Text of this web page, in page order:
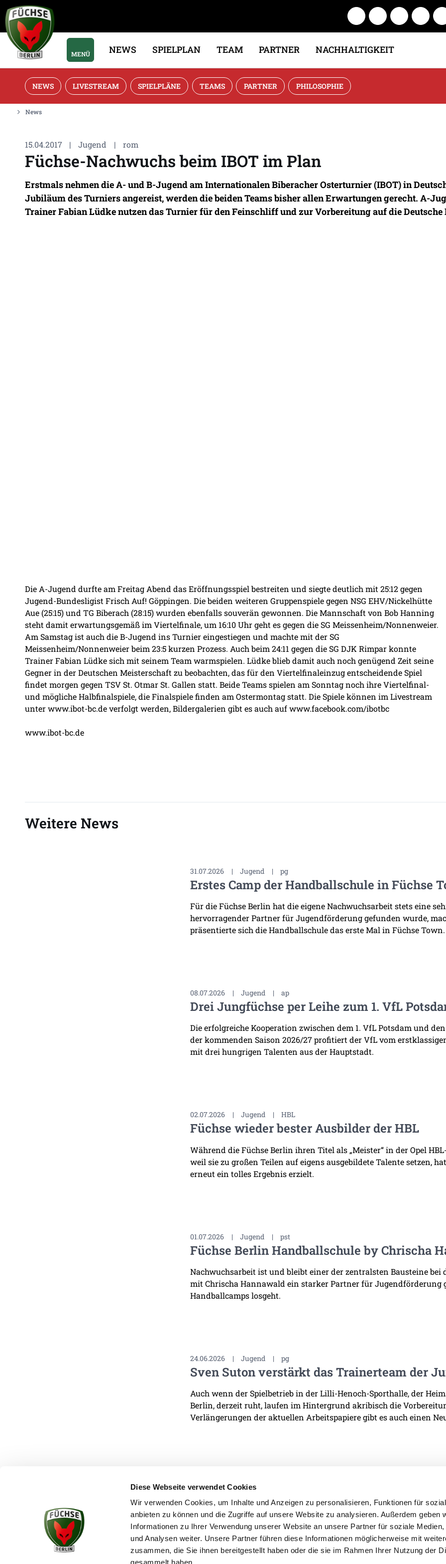
Diese Webseite verwendet Cookies
Wir verwenden Cookies, um Inhalte und Anzeigen zu personalisieren, Funktionen für
anbieten zu können und die Zugriffe auf unsere Website zu analysieren. Außerdem geben
Informationen zu Ihrer Verwendung unserer Website an unsere Partner für soziale Medien,
und Analysen weiter. Unsere Partner führen diese Informationen möglicherweise mit
zusammen, die Sie ihnen bereitgestellt haben oder die sie im Rahmen Ihrer Nutzung der
MENÜ NEWS SPIELPLAN TEAM PARTNER NACHHALTIGKEIT
NEWS LIVESTREAM SPIELPLÄNE TEAMS PARTNER PHILOSOPHIE
News
15.04.2017 | Jugend | rom
Füchse-Nachwuchs beim IBOT im Plan
Erstmals nehmen die A- und B-Jugend am Internationalen Biberacher Osterturnier (IBOT) in
Jubiläum des Turniers angereist, werden die beiden Teams bisher allen Erwartungen gerecht. A-
Trainer Fabian Lüdke nutzen das Turnier für den Feinschliff und zur Vorbereitung auf die
Die A-Jugend durfte am Freitag Abend das Eröffnungsspiel bestreiten und siegte deutlich mit 25:12 gegen
Jugend-Bundesligist Frisch Auf! Göppingen. Die beiden weiteren Gruppenspiele gegen NSG EHV/Nickelhütte
Aue (25:15) und TG Biberach (28:15) wurden ebenfalls souverän gewonnen. Die Mannschaft von Bob Hanning
steht damit erwartungsgemäß im Viertelfinale, um 16:10 Uhr geht es gegen die SG Meissenheim/Nonnenweier.
Am Samstag ist auch die B-Jugend ins Turnier eingestiegen und machte mit der SG
Meissenheim/Nonnenweier beim 23:5 kurzen Prozess. Auch beim 24:11 gegen die SG DJK Rimpar konnte
Trainer Fabian Lüdke sich mit seinem Team warmspielen. Lüdke blieb damit auch noch genügend Zeit seine
Gegner in der Deutschen Meisterschaft zu beobachten, das für den Viertelfinaleinzug entscheidende Spiel
findet morgen gegen TSV St. Otmar St. Gallen statt. Beide Teams spielen am Sonntag noch ihre Viertelfinal-
und mögliche Halbfinalspiele, die Finalspiele finden am Ostermontag statt. Die Spiele können im Livestream
unter www.ibot-bc.de verfolgt werden, Bildergalerien gibt es auch auf www.facebook.com/ibotbc
www.ibot-bc.de
Weitere News
31.07.2026 | Jugend | pg
Erstes Camp der Handballschule in Füchse
Für die Füchse Berlin hat die eigene Nachwuchsarbeit stets eine
hervorragender Partner für Jugendförderung gefunden wurde,
präsentierte sich die Handballschule das erste Mal in Füchse Town.
08.07.2026 | Jugend | ap
Drei Jungfüchse per Leihe zum 1. VfL
Die erfolgreiche Kooperation zwischen dem 1. VfL Potsdam und
der kommenden Saison 2026/27 profitiert der VfL vom
mit drei hungrigen Talenten aus der Hauptstadt.
02.07.2026 | Jugend | HBL
Füchse wieder bester Ausbilder der HBL
Während die Füchse Berlin ihren Titel als „Meister“ in der Opel
weil sie zu großen Teilen auf eigens ausgebildete Talente setzen,
erneut ein tolles Ergebnis erzielt.
01.07.2026 | Jugend | pst
Füchse Berlin Handballschule by Chrischa
Nachwuchsarbeit ist und bleibt einer der zentralsten Bausteine bei
mit Chrischa Hannawald ein starker Partner für
Handballcamps losgeht.
24.06.2026 | Jugend | pg
Sven Suton verstärkt das Trainerteam der
Auch wenn der Spielbetrieb in der Lilli-Henoch-Sporthalle, der
Berlin, derzeit ruht, laufen im Hintergrund akribisch die
Verlängerungen der aktuellen Arbeitspapiere gibt es auch einen
KONTAKT IMPRESSUM